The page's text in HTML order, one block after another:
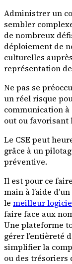
Administrer un
sembler
de nombreux
déploiement de
culturelles
représentation
Ne pas se
un réel risque
communication
out ou
Le CSE peut
grâce à un
préventive.
Il est pour ce
main à l’aide
le meilleur
faire face aux
Une plateforme
gérer l’entièreté
simplifier la
ou des trésoriers